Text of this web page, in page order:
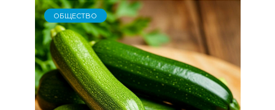
ОБЩЕСТВО